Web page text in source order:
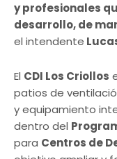
y profesionales
desarrollo, de
el intendente
El CDI Los Criollos
patios de
y equipamiento
dentro del
para Centros de